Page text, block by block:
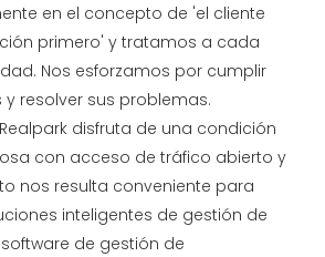
en el concepto de 'el cliente
primero' y tratamos a cada
Nos esforzamos por cumplir
resolver sus problemas.
disfruta de una condición
con acceso de tráfico abierto y
nos resulta conveniente para
inteligentes de gestión de
de gestión de